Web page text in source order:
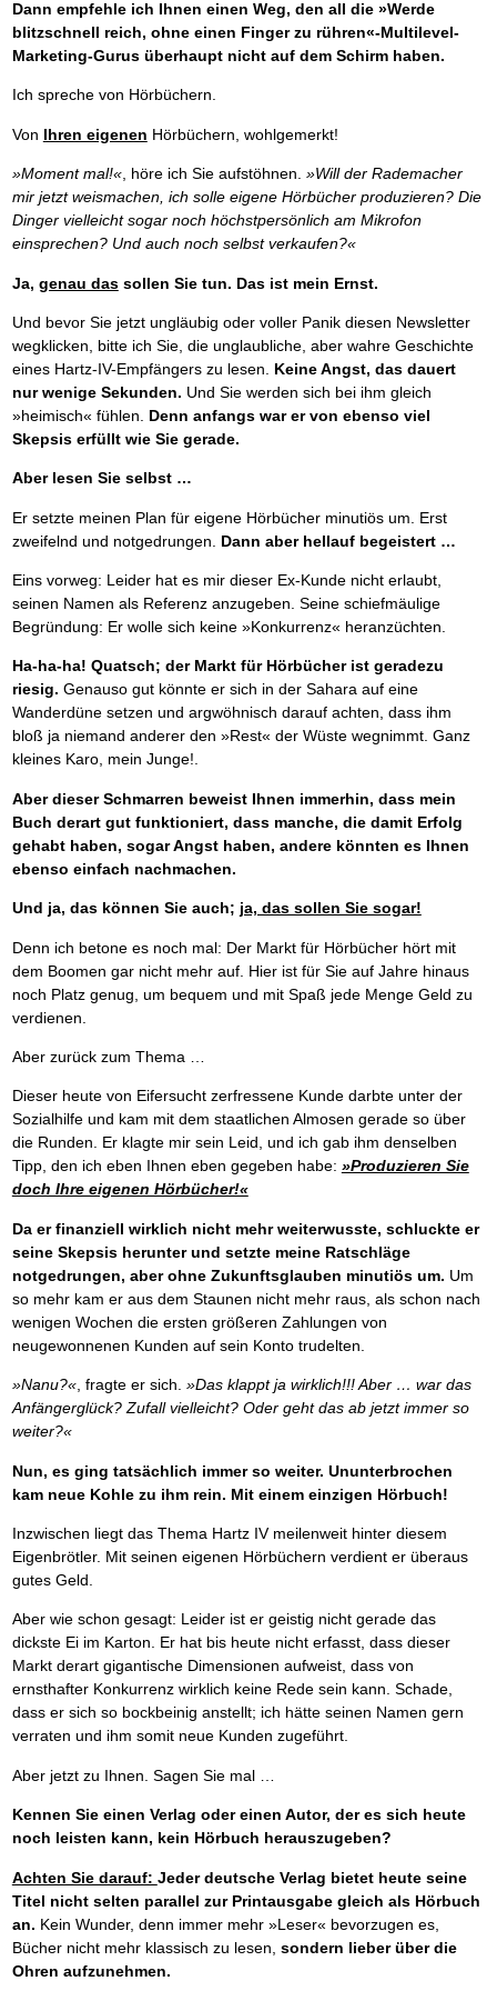
Ihren Zeitgewinn maximieren
GbR-Vertrag mit beschränkter Haftung
GbR als Einzelperson gründen
Dann empfehle ich Ihnen einen Weg, den all die »Werde
blitzschnell reich, ohne einen Finger zu rühren«-Multilevel-
Marketing-Gurus überhaupt nicht auf dem Schirm haben.
Ich spreche von Hörbüchern.
Von Ihren eigenen Hörbüchern, wohlgemerkt!
»Moment mal!«, höre ich Sie aufstöhnen. »Will der Rademacher
mir jetzt weismachen, ich solle eigene Hörbücher produzieren? Die
Dinger vielleicht sogar noch höchstpersönlich am Mikrofon
einsprechen? Und auch noch selbst verkaufen?«
Ja, genau dassollen Sie tun. Das ist mein Ernst.
Und bevor Sie jetzt ungläubig oder voller Panik diesen Newsletter
wegklicken, bitte ich Sie, die unglaubliche, aber wahre Geschichte
eines Hartz-IV-Empfängers zu lesen. Keine Angst, das dauert
nur wenige Sekunden. Und Sie werden sich bei ihm gleich
»heimisch« fühlen. Denn anfangs war er von ebenso viel
Skepsis erfüllt wie Sie gerade.
Aber lesen Sie selbst …
Er setzte meinen Plan für eigene Hörbücher minutiös um. Erst
zweifelnd und notgedrungen. Dann aber hellauf begeistert …
Eins vorweg: Leider hat es mir dieser Ex-Kunde nicht erlaubt,
seinen Namen als Referenz anzugeben. Seine schiefmäulige
Begründung: Er wolle sich keine »Konkurrenz« heranzüchten.
Ha-ha-ha! Quatsch; der Markt für Hörbücher ist geradezu
riesig. Genauso gut könnte er sich in der Sahara auf eine
Wanderdüne setzen und argwöhnisch darauf achten, dass ihm
bloß ja niemand anderer den »Rest« der Wüste wegnimmt. Ganz
kleines Karo, mein Junge!.
Aber dieser Schmarren beweist Ihnen immerhin, dass mein
Buch derart gut funktioniert, dass manche, die damit Erfolg
gehabt haben, sogar Angst haben, andere könnten es Ihnen
ebenso einfach nachmachen.
Und ja, das können Sie auch; ja, das sollen Sie sogar!
Denn ich betone es noch mal: Der Markt für Hörbücher hört mit
dem Boomen gar nicht mehr auf. Hier ist für Sie auf Jahre hinaus
noch Platz genug, um bequem und mit Spaß jede Menge Geld zu
verdienen.
Aber zurück zum Thema …
Dieser heute von Eifersucht zerfressene Kunde darbte unter der
Sozialhilfe und kam mit dem staatlichen Almosen gerade so über
die Runden. Er klagte mir sein Leid, und ich gab ihm denselben
Tipp, den ich eben Ihnen eben gegeben habe: »Produzieren Sie
doch Ihre eigenen Hörbücher!«
Da er finanziell wirklich nicht mehr weiterwusste, schluckte er
seine Skepsis herunter und setzte meine Ratschläge
notgedrungen, aber ohne Zukunftsglauben minutiös um. Um
so mehr kam er aus dem Staunen nicht mehr raus, als schon nach
wenigen Wochen die ersten größeren Zahlungen von
neugewonnenen Kunden auf sein Konto trudelten.
»Nanu?«, fragte er sich. »Das klappt ja wirklich!!! Aber … war das
Anfängerglück? Zufall vielleicht? Oder geht das ab jetzt immer so
weiter?«
Nun, es ging tatsächlich immer so weiter. Ununterbrochen
kam neue Kohle zu ihm rein. Mit einem einzigen Hörbuch!
Inzwischen liegt das Thema Hartz IV meilenweit hinter diesem
Eigenbrötler. Mit seinen eigenen Hörbüchern verdient er überaus
gutes Geld.
Aber wie schon gesagt: Leider ist er geistig nicht gerade das
dickste Ei im Karton. Er hat bis heute nicht erfasst, dass dieser
Markt derart gigantische Dimensionen aufweist, dass von
ernsthafter Konkurrenz wirklich keine Rede sein kann. Schade,
dass er sich so bockbeinig anstellt; ich hätte seinen Namen gern
verraten und ihm somit neue Kunden zugeführt.
Aber jetzt zu Ihnen. Sagen Sie mal …
Kennen Sie einen Verlag oder einen Autor, der es sich heute
noch leisten kann, kein Hörbuch herauszugeben?
Achten Sie darauf: Jeder deutsche Verlag bietet heute seine
Titel nicht selten parallel zur Printausgabe gleich als Hörbuch
an. Kein Wunder, denn immer mehr »Leser« bevorzugen es,
Bücher nicht mehr klassisch zu lesen, sondern lieber über die
Ohren aufzunehmen.